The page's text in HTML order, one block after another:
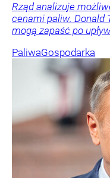
Rząd analizuje
cenami paliw. Donald
mogą zapaść po
PaliwaGospodarka